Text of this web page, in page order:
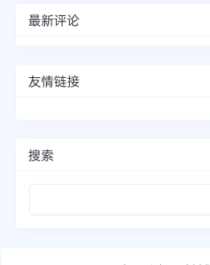
最新评论
友情链接
搜索